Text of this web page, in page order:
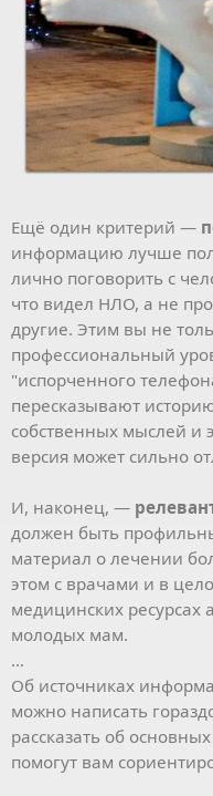
Ещё один критерий —
информацию лучше
лично поговорить с
что видел НЛО, а не
другие. Этим вы не
профессиональный
"испорченного
пересказывают
собственных мыслей и
версия может сильно
И, наконец, —
должен быть
материал о лечении
этом с врачами и в
медицинских ресурсах
молодых мам.
…
Об источниках
можно написать
рассказать об
помогут вам